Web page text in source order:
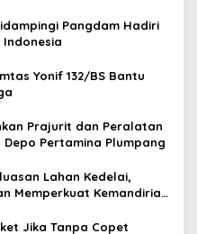
Pangdam Hadiri
Yonif 132/BS Bantu
Prajurit dan Peralatan
Pertamina Plumpang
Lahan Kedelai,
Memperkuat Kemandirian
Jika Tanpa Copet